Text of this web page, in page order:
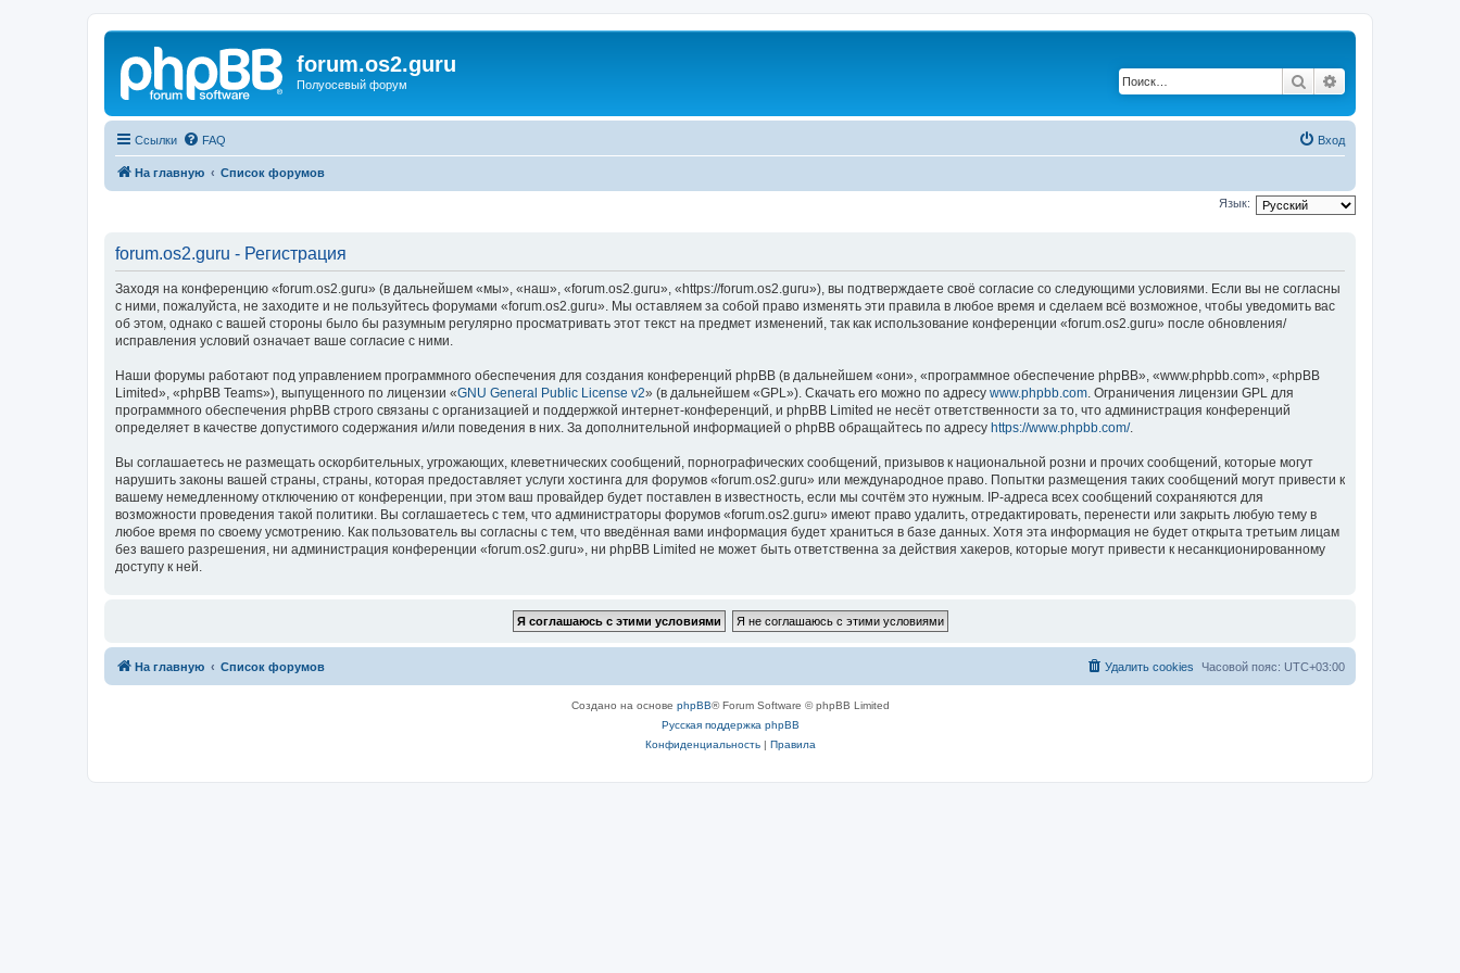
forum.os2.guru
Полуосевый форум Поиск
Ссылки FAQ Вход
На главную Список форумов
Язык:
forum.os2.guru - Регистрация
Заходя на конференцию «forum.os2.guru» (в дальнейшем «мы», «наш», «forum.os2.guru», «https://forum.os2.guru»), вы подтверждаете своё согласие со следующими условиями. Если вы не согласны
с ними, пожалуйста, не заходите и не пользуйтесь форумами «forum.os2.guru». Мы оставляем за собой право изменять эти правила в любое время и сделаем всё возможное, чтобы уведомить вас
об этом, однако с вашей стороны было бы разумным регулярно просматривать этот текст на предмет изменений, так как использование конференции «forum.os2.guru» после обновления/
исправления условий означает ваше согласие с ними.
Наши форумы работают под управлением программного обеспечения для создания конференций phpBB (в дальнейшем «они», «программное обеспечение phpBB», «www.phpbb.com», «phpBB
Limited», «phpBB Teams»), выпущенного по лицензии «GNU General Public License v2» (в дальнейшем «GPL»). Скачать его можно по адресу www.phpbb.com. Ограничения лицензии GPL для
программного обеспечения phpBB строго связаны с организацией и поддержкой интернет-конференций, и phpBB Limited не несёт ответственности за то, что администрация конференций
определяет в качестве допустимого содержания и/или поведения в них. За дополнительной информацией о phpBB обращайтесь по адресу https://www.phpbb.com/.
Вы соглашаетесь не размещать оскорбительных, угрожающих, клеветнических сообщений, порнографических сообщений, призывов к национальной розни и прочих сообщений, которые могут
нарушить законы вашей страны, страны, которая предоставляет услуги хостинга для форумов «forum.os2.guru» или международное право. Попытки размещения таких сообщений могут привести к
вашему немедленному отключению от конференции, при этом ваш провайдер будет поставлен в известность, если мы сочтём это нужным. IP-адреса всех сообщений сохраняются для
возможности проведения такой политики. Вы соглашаетесь с тем, что администраторы форумов «forum.os2.guru» имеют право удалить, отредактировать, перенести или закрыть любую тему в
любое время по своему усмотрению. Как пользователь вы согласны с тем, что введённая вами информация будет храниться в базе данных. Хотя эта информация не будет открыта третьим лицам
без вашего разрешения, ни администрация конференции «forum.os2.guru», ни phpBB Limited не может быть ответственна за действия хакеров, которые могут привести к несанкционированному
доступу к ней.
На главную Список форумов Часовой пояс: UTC+03:00
Удалить cookies
Создано на основе phpBB® Forum Software © phpBB Limited
Русская поддержка phpBB
Конфиденциальность| Правила